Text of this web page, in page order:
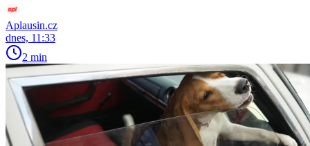
Aplausin.cz
dnes, 11:33
2 min